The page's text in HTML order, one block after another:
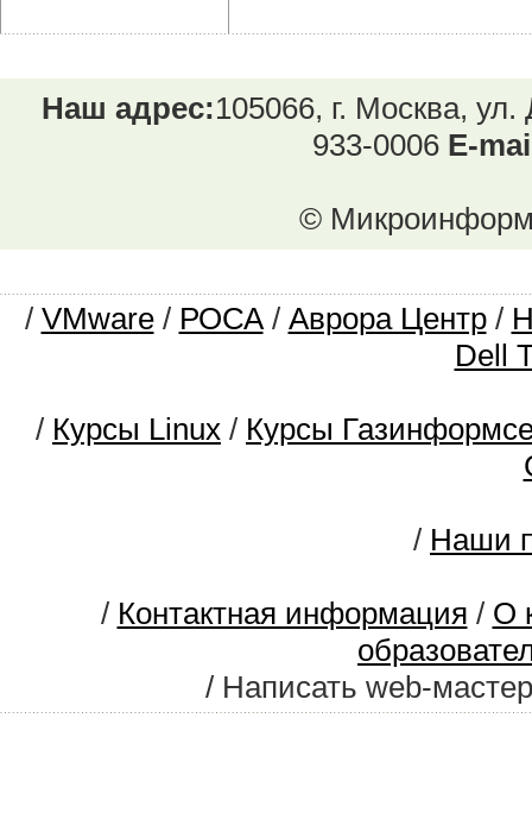
Наш адрес:105066, г. Москва,
933-0006 E-
©
/ VMware/ РОСА/ Аврора Центр/
Dell
/ Курсы Linux / Курсы
/ Наши
/ Контактная информация / О
/ Написать web-